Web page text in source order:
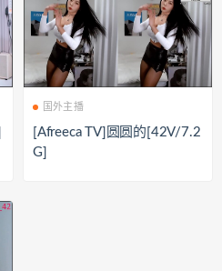
国外主播
[Afreeca TV]圆圆的[42V/7.2
G]